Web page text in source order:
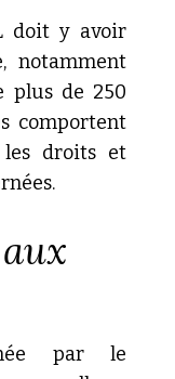
doit y avoir
notamment
plus de 250
comportent
droits et
par le